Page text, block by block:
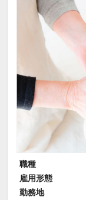
職種
雇用形態
勤務地